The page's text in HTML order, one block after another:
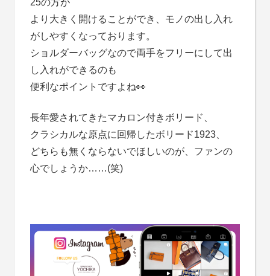
25の方が
より大きく開けることができ、モノの出し入れ
がしやすくなっております。
ショルダーバッグなので両手をフリーにして出
し入れができるのも
便利なポイントですよね👀
長年愛されてきたマカロン付きボリード、
クラシカルな原点に回帰したボリード1923、
どちらも無くならないでほしいのが、ファンの
心でしょうか……(笑)